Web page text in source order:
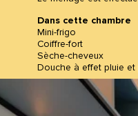
Dans cette chambre
Mini-frigo
Coiffre-fort
Sèche-cheveux
Douche à effet pluie